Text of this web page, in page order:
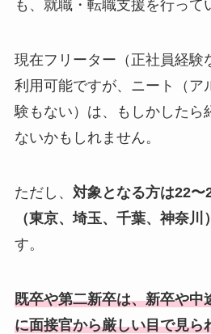
も、就職・転職支援を行って
現在フリーター（正社員経験
利用可能ですが、ニート（ア
験もない）は、もしかしたら
ないかもしれません。
ただし、 対象となる方は22〜
（東京、埼玉、千葉、神奈川
す。
既卒や第二新卒は、新卒や中
に面接官から厳しい目で見ら